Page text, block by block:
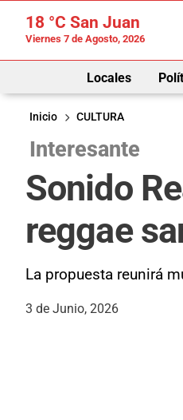
18 °C San Juan
Viernes 7 de Agosto, 2026
Locales
Inicio
CULTURA
Interesante
Sonido
reggae
La propuesta reunirá
3 de Junio, 2026